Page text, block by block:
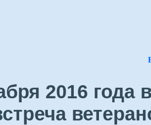
2016 года